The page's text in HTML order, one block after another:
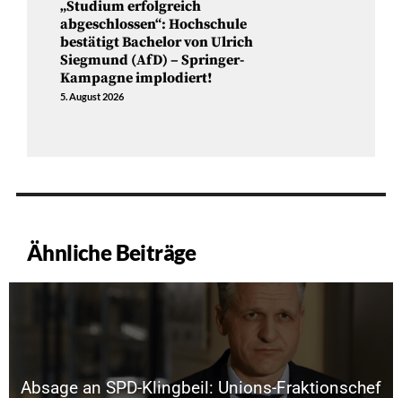
„Studium erfolgreich
abgeschlossen“: Hochschule
bestätigt Bachelor von Ulrich
Siegmund (AfD) – Springer-
Kampagne implodiert!
5. August 2026
Ähnliche Beiträge
Absage an SPD-Klingbeil: Unions-Fraktionschef